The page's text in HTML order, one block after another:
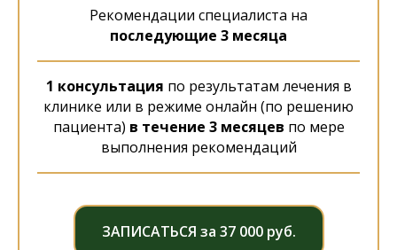
Рекомендации специалиста на
последующие 3 месяца
1 консультация по результатам лечения в
клинике или в режиме онлайн (по решению
пациента) в течение 3 месяцев по мере
выполнения рекомендаций
ЗАПИСАТЬСЯ за 37 000 руб.